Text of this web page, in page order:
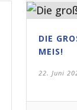
DIE
EIS!
22. Juni